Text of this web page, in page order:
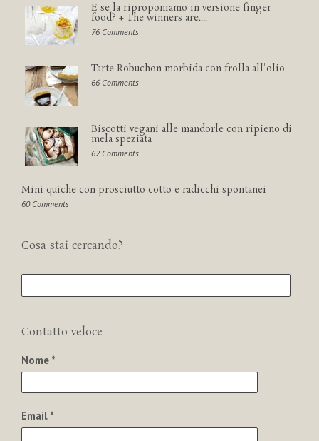
E se la riproponiamo in versione finger
food? + The winners are....
76 Comments
Tarte Robuchon morbida con frolla all'olio
66 Comments
Biscotti vegani alle mandorle con ripieno di
mela speziata
62 Comments
Mini quiche con prosciutto cotto e radicchi spontanei
60 Comments
Cosa stai cercando?
Contatto veloce
Nome *
Email *